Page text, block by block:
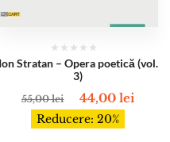
Ion Stratan – Opera poetică (vol.
3)
55,00lei 44,00lei
Reducere: 20%